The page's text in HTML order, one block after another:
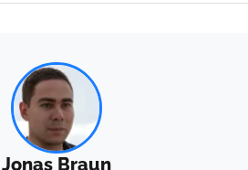
Jonas Braun